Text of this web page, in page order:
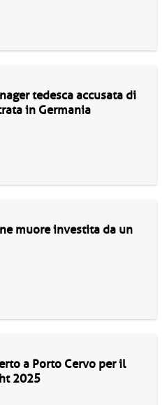
tedesca accusata di
in Germania
muore investita da un
a Porto Cervo per il
2025